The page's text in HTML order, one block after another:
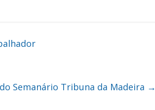
do Semanário Tribuna da Madeira →